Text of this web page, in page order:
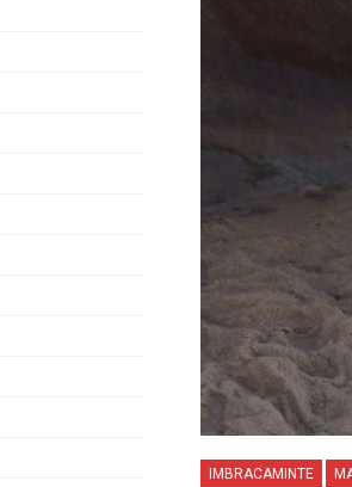
IMBRACAMINTE